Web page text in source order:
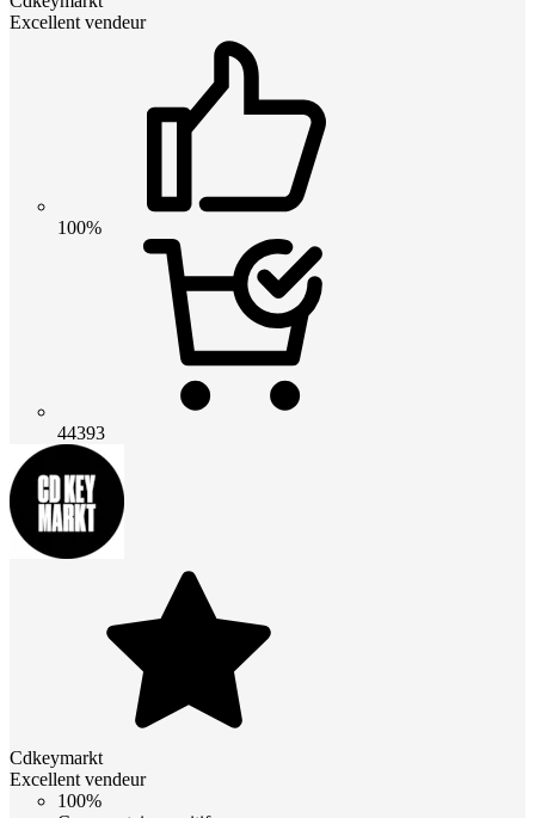
Excellent vendeur
100%
44393
Cdkeymarkt
Excellent vendeur
100%